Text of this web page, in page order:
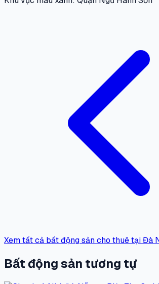
Xem tất cả bất động sản cho thuê tại Đà
Bất động sản tương tự